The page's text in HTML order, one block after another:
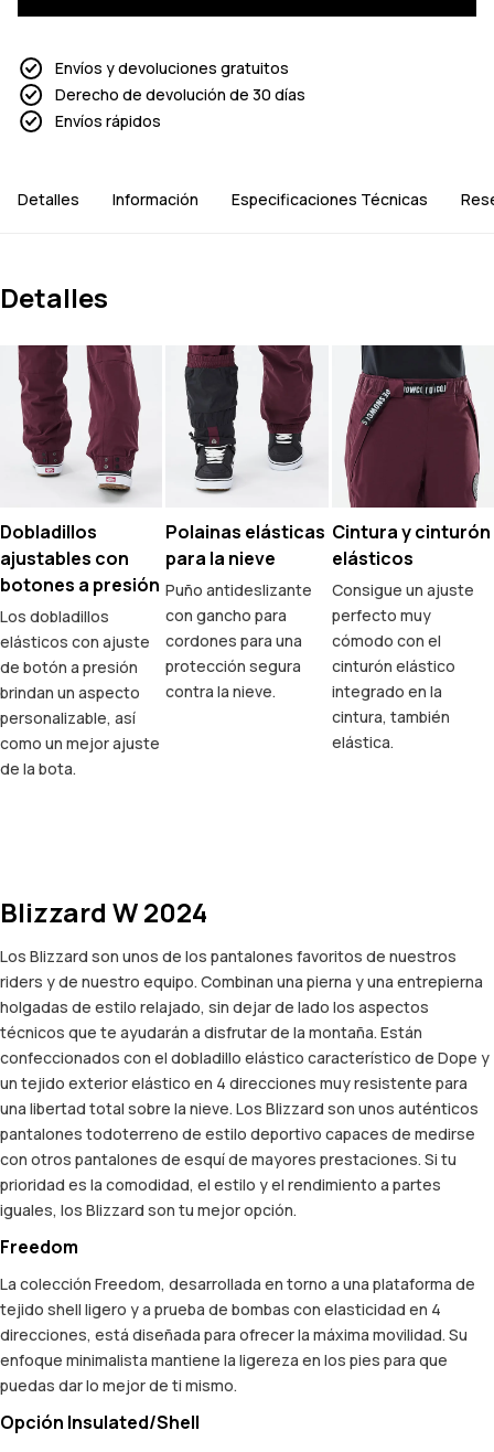
Envíos y devoluciones gratuitos
Derecho de devolución de 30 días
Envíos rápidos
Detalles Información Especificaciones Técnicas
Detalles
Dobladillos
ajustables con
botones a presión
Los dobladillos
elásticos con ajuste
de botón a presión
brindan un aspecto
personalizable, así
como un mejor ajuste
de la bota.
Polainas elásticas
para la nieve
Puño antideslizante
con gancho para
cordones para una
protección segura
contra la nieve.
Cintura y cinturón
elásticos
Consigue un ajuste
perfecto muy
cómodo con el
cinturón elástico
integrado en la
cintura, también
elástica.
Blizzard W 2024
Los Blizzard son unos de los pantalones favoritos de nuestros
riders y de nuestro equipo. Combinan una pierna y una entrepierna
holgadas de estilo relajado, sin dejar de lado los aspectos
técnicos que te ayudarán a disfrutar de la montaña. Están
confeccionados con el dobladillo elástico característico de Dope y
un tejido exterior elástico en 4 direcciones muy resistente para
una libertad total sobre la nieve. Los Blizzard son unos auténticos
pantalones todoterreno de estilo deportivo capaces de medirse
con otros pantalones de esquí de mayores prestaciones. Si tu
prioridad es la comodidad, el estilo y el rendimiento a partes
iguales, los Blizzard son tu mejor opción.
Freedom
La colección Freedom, desarrollada en torno a una plataforma de
tejido shell ligero y a prueba de bombas con elasticidad en 4
direcciones, está diseñada para ofrecer la máxima movilidad. Su
enfoque minimalista mantiene la ligereza en los pies para que
puedas dar lo mejor de ti mismo.
Opción Insulated/Shell